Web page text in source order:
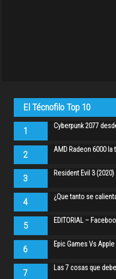
El Técnofilo Top 10
1 Cyberpunk 2077
2 AMD Radeon 6000
3 Resident Evil 3
4 ¿Que tanto se
5 EDITORIAL –
6 Epic Games Vs
7 Las 7 cosas que